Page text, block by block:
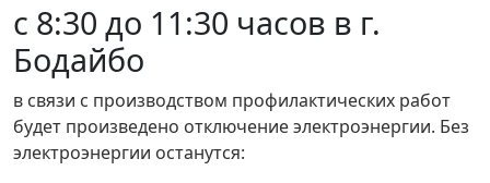
с 8:30 до 11:30 часов в г.
Бодайбо
в связи с производством профилактических работ
будет произведено отключение электроэнергии. Без
электроэнергии останутся: